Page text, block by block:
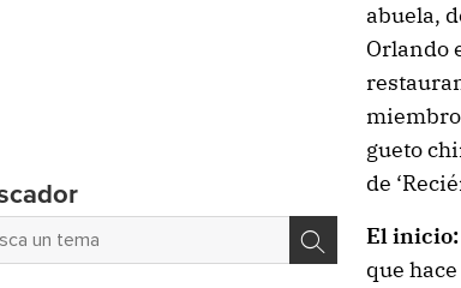
abuela,
Orlando
gueto
de
El inicio:
que